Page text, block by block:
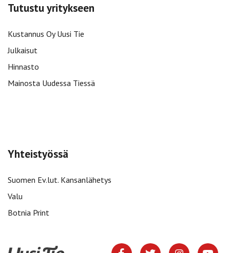
Tutustu yritykseen
Kustannus Oy Uusi Tie
Julkaisut
Hinnasto
Mainosta Uudessa Tiessä
Yhteistyössä
Suomen Ev.lut. Kansanlähetys
Valu
Botnia Print